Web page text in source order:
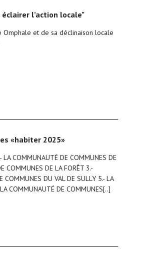
l’action locale"
et de sa déclinaison locale
«habiter 2025»
COMMUNAUTÉ DE COMMUNES DE
COMMUNES DE LA FORÊT 3.-
COMMUNES DU VAL DE SULLY 5.- LA
COMMUNAUTÉ DE COMMUNES[..]